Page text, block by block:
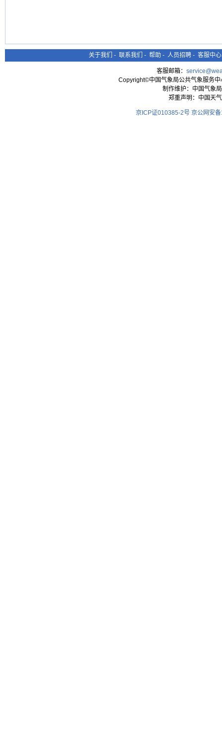
关于我们 - 联系我们 - 帮助 - 人员招聘 - 客服中心
客服邮箱：
Copyright©中国气象局公共气象服务
制作维护：中国气象
郑重声明：中国天
京ICP证010385-2号 京公网安